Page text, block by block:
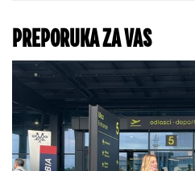
PREPORUKA ZA VAS